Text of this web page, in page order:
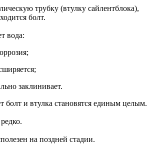
трубку (втулку сайлентблока),
болт.
вода:
заклинивает.
болт и втулка становятся единым целым.
на поздней стадии.